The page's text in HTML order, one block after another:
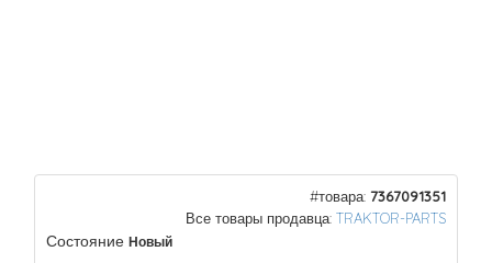
#товара: 7367091351
Все товары продавца: TRAKTOR-PARTS
Состояние Новый